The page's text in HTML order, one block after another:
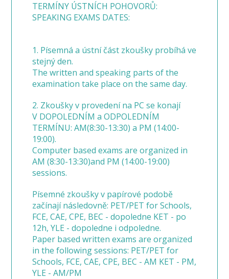
TERMÍNY ÚSTNÍCH POHOVORŮ:
SPEAKING EXAMS DATES:
1. Písemná a ústní část zkoušky probíhá ve
stejný den.
The written and speaking parts of the
examination take place on the same day.
2. Zkoušky v provedení na PC se konají
V DOPOLEDNÍM a ODPOLEDNÍM
TERMÍNU: AM(8:30-13:30) a PM (14:00-
19:00).
Computer based exams are organized in
AM (8:30-13:30)and PM (14:00-19:00)
sessions.
Písemné zkoušky v papírové podobě
začínají následovně: PET/PET for Schools,
FCE, CAE, CPE, BEC - dopoledne KET - po
12h, YLE - dopoledne i odpoledne.
Paper based written exams are organized
in the following sessions: PET/PET for
Schools, FCE, CAE, CPE, BEC - AM KET - PM,
YLE - AM/PM